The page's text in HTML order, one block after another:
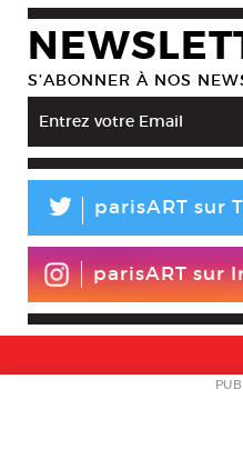
S’ABONNER À NOS
L parisART sur
parisART sur